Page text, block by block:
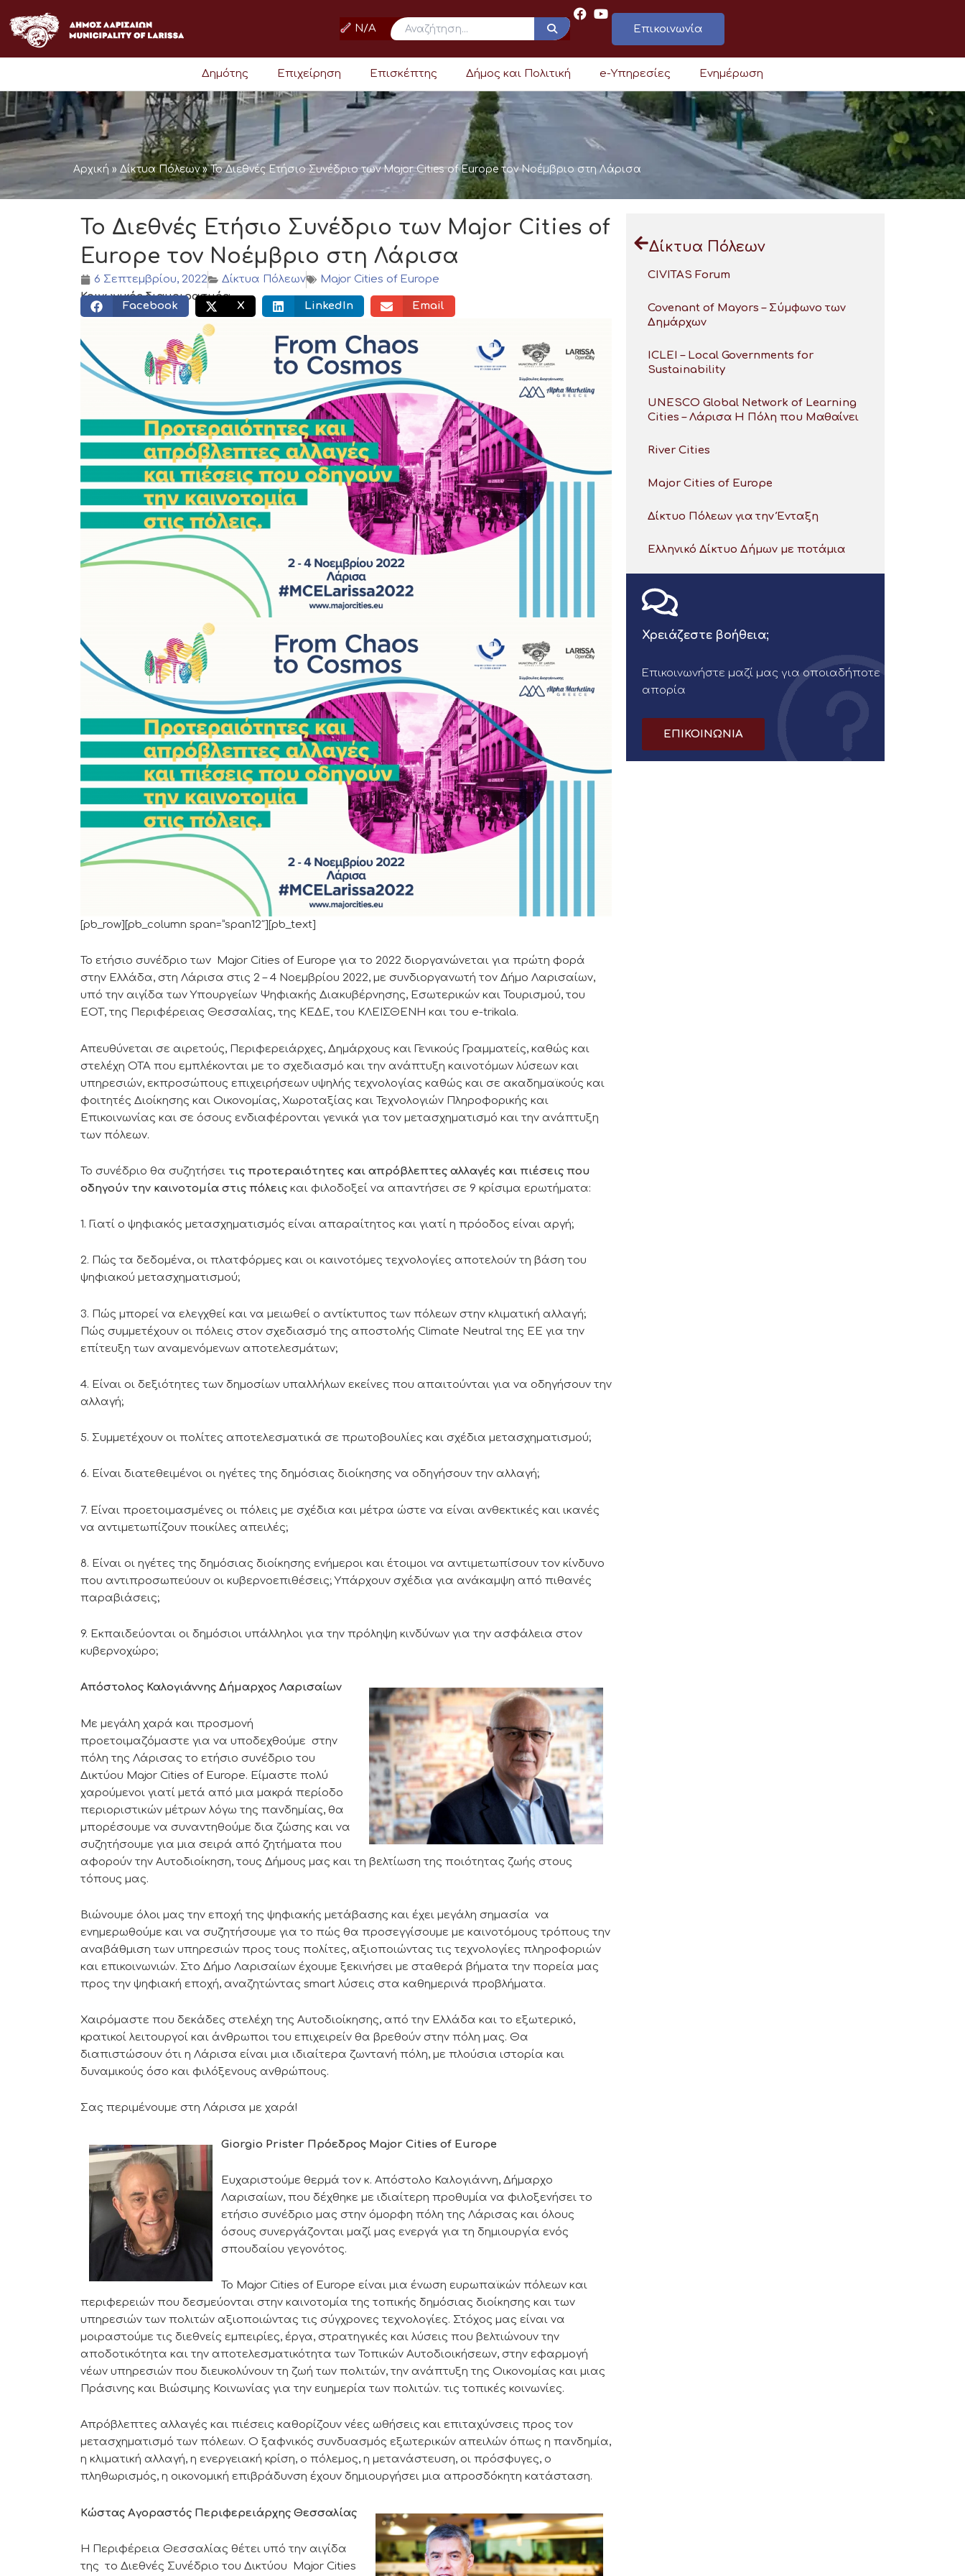
στο
περιεχόμενο
N/A Επικοινωνία
Δημότης Επιχείρηση Επισκέπτης Δήμος και Πολιτική e-Υπηρεσίες Ενημέρωση
Αρχική » Δίκτυα Πόλεων»Το Διεθνές Ετήσιο Συνέδριο των Major Cities of Europe τον Νοέμβριο στη Λάρισα
Το Διεθνές Ετήσιο Συνέδριο των Major Cities of
Europe τον Νοέμβριο στη Λάρισα
6 Σεπτεμβρίου, 2022 Δίκτυα Πόλεων
Major Cities of Europe
Κοινωνικός διαμοιρασμός:
Facebook X LinkedIn Email
[pb_row][pb_column span=”span12″][pb_text]
Το ετήσιο συνέδριο των Major Cities of Europe για το 2022 διοργανώνεται για πρώτη φορά
στην Ελλάδα, στη Λάρισα στις 2 – 4 Νοεμβρίου 2022, με συνδιοργανωτή τον Δήμο Λαρισαίων,
υπό την αιγίδα των Υπουργείων Ψηφιακής Διακυβέρνησης, Εσωτερικών και Τουρισμού, του
ΕΟΤ, της Περιφέρειας Θεσσαλίας, της ΚΕΔΕ, του ΚΛΕΙΣΘΕΝΗ και του e-trikala.
Απευθύνεται σε αιρετούς, Περιφερειάρχες, Δημάρχους και Γενικούς Γραμματείς, καθώς και
στελέχη ΟΤΑ που εμπλέκονται με το σχεδιασμό και την ανάπτυξη καινοτόμων λύσεων και
υπηρεσιών, εκπροσώπους επιχειρήσεων υψηλής τεχνολογίας καθώς και σε ακαδημαϊκούς και
φοιτητές Διοίκησης και Οικονομίας, Χωροταξίας και Τεχνολογιών Πληροφορικής και
Επικοινωνίας και σε όσους ενδιαφέρονται γενικά για τον μετασχηματισμό και την ανάπτυξη
των πόλεων.
Το συνέδριο θα συζητήσει τις προτεραιότητες και απρόβλεπτες αλλαγές και πιέσεις που
οδηγούν την καινοτομία στις πόλεις και φιλοδοξεί να απαντήσει σε 9 κρίσιμα ερωτήματα:
1. Γιατί ο ψηφιακός μετασχηματισμός είναι απαραίτητος και γιατί η πρόοδος είναι αργή;
2. Πώς τα δεδομένα, οι πλατφόρμες και οι καινοτόμες τεχνολογίες αποτελούν τη βάση του
ψηφιακού μετασχηματισμού;
3. Πώς μπορεί να ελεγχθεί και να μειωθεί ο αντίκτυπος των πόλεων στην κλιματική αλλαγή;
Πώς συμμετέχουν οι πόλεις στον σχεδιασμό της αποστολής Climate Neutral της ΕΕ για την
επίτευξη των αναμενόμενων αποτελεσμάτων;
4. Είναι οι δεξιότητες των δημοσίων υπαλλήλων εκείνες που απαιτούνται για να οδηγήσουν την
αλλαγή;
5. Συμμετέχουν οι πολίτες αποτελεσματικά σε πρωτοβουλίες και σχέδια μετασχηματισμού;
6. Είναι διατεθειμένοι οι ηγέτες της δημόσιας διοίκησης να οδηγήσουν την αλλαγή;
7. Είναι προετοιμασμένες οι πόλεις με σχέδια και μέτρα ώστε να είναι ανθεκτικές και ικανές
να αντιμετωπίζουν ποικίλες απειλές;
8. Είναι οι ηγέτες της δημόσιας διοίκησης ενήμεροι και έτοιμοι να αντιμετωπίσουν τον κίνδυνο
που αντιπροσωπεύουν οι κυβερνοεπιθέσεις; Υπάρχουν σχέδια για ανάκαμψη από πιθανές
παραβιάσεις;
9. Εκπαιδεύονται οι δημόσιοι υπάλληλοι για την πρόληψη κινδύνων για την ασφάλεια στον
κυβερνοχώρο;
Απόστολος Καλογιάννης Δήμαρχος Λαρισαίων
Με μεγάλη χαρά και προσμονή
προετοιμαζόμαστε για να υποδεχθούμε στην
πόλη της Λάρισας το ετήσιο συνέδριο του
Δικτύου Major Cities of Εurope. Είμαστε πολύ
χαρούμενοι γιατί μετά από μια μακρά περίοδο
περιοριστικών μέτρων λόγω της πανδημίας, θα
μπορέσουμε να συναντηθούμε δια ζώσης και να
συζητήσουμε για μια σειρά από ζητήματα που
αφορούν την Αυτοδιοίκηση, τους Δήμους μας και τη βελτίωση της ποιότητας ζωής στους
τόπους μας.
Βιώνουμε όλοι μας την εποχή της ψηφιακής μετάβασης και έχει μεγάλη σημασία να
ενημερωθούμε και να συζητήσουμε για το πώς θα προσεγγίσουμε με καινοτόμους τρόπους την
αναβάθμιση των υπηρεσιών προς τους πολίτες, αξιοποιώντας τις τεχνολογίες πληροφοριών
και επικοινωνιών. Στο Δήμο Λαρισαίων έχουμε ξεκινήσει με σταθερά βήματα την πορεία μας
προς την ψηφιακή εποχή, αναζητώντας smart λύσεις στα καθημερινά προβλήματα.
Χαιρόμαστε που δεκάδες στελέχη της Αυτοδιοίκησης, από την Ελλάδα και το εξωτερικό,
κρατικοί λειτουργοί και άνθρωποι του επιχειρείν θα βρεθούν στην πόλη μας. Θα
διαπιστώσουν ότι η Λάρισα είναι μια ιδιαίτερα ζωντανή πόλη, με πλούσια ιστορία και
δυναμικούς όσο και φιλόξενους ανθρώπους.
Σας περιμένουμε στη Λάρισα με χαρά!
Giorgio Prister Πρόεδρος Major Cities of Europe
Ευχαριστούμε θερμά τον κ. Απόστολο Καλογιάννη, Δήμαρχο
Λαρισαίων, που δέχθηκε με ιδιαίτερη προθυμία να φιλοξενήσει το
ετήσιο συνέδριο μας στην όμορφη πόλη της Λάρισας και όλους
όσους συνεργάζονται μαζί μας ενεργά για τη δημιουργία ενός
σπουδαίου γεγονότος.
Το Major Cities of Europe είναι μια ένωση ευρωπαϊκών πόλεων και
περιφερειών που δεσμεύονται στην καινοτομία της τοπικής δημόσιας διοίκησης και των
υπηρεσιών των πολιτών αξιοποιώντας τις σύγχρονες τεχνολογίες. Στόχος μας είναι να
μοιραστούμε τις διεθνείς εμπειρίες, έργα, στρατηγικές και λύσεις που βελτιώνουν την
αποδοτικότητα και την αποτελεσματικότητα των Τοπικών Αυτοδιοικήσεων, στην εφαρμογή
νέων υπηρεσιών που διευκολύνουν τη ζωή των πολιτών, την ανάπτυξη της Οικονομίας και μιας
Πράσινης και Βιώσιμης Κοινωνίας για την ευημερία των πολιτών. τις τοπικές κοινωνίες.
Απρόβλεπτες αλλαγές και πιέσεις καθορίζουν νέες ωθήσεις και επιταχύνσεις προς τον
μετασχηματισμό των πόλεων. Ο ξαφνικός συνδυασμός εξωτερικών απειλών όπως η πανδημία,
η κλιματική αλλαγή, η ενεργειακή κρίση, ο πόλεμος, η μετανάστευση, οι πρόσφυγες, ο
πληθωρισμός, η οικονομική επιβράδυνση έχουν δημιουργήσει μια απροσδόκητη κατάσταση.
Κώστας Αγοραστός Περιφερειάρχης Θεσσαλίας
Η Περιφέρεια Θεσσαλίας θέτει υπό την αιγίδα
της το Διεθνές Συνέδριο του Δικτύου Major Cities
Δίκτυα Πόλεων
CIVITAS Forum
Covenant of Mayors – Σύμφωνο των
Δημάρχων
ICLEI – Local Governments for
Sustainability
UNESCO Global Network of Learning
Cities – Λάρισα Η Πόλη που Μαθαίνει
River Cities
Major Cities of Europe
Δίκτυο Πόλεων για την Ένταξη
Ελληνικό Δίκτυο Δήμων με ποτάμια
Χρειάζεστε βοήθεια;
Επικοινωνήστε μαζί μας για οποιαδήποτε
απορία
ΕΠΙΚΟΙΝΩΝΙΑ